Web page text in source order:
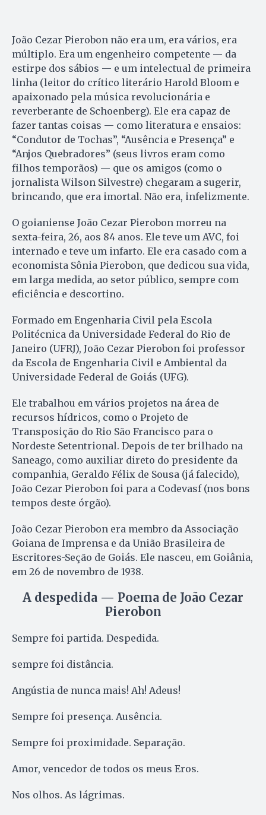
João Cezar Pierobon não era um, era vários, era
múltiplo. Era um engenheiro competente — da
estirpe dos sábios — e um intelectual de primeira
linha (leitor do crítico literário Harold Bloom e
apaixonado pela música revolucionária e
reverberante de Schoenberg). Ele era capaz de
fazer tantas coisas — como literatura e ensaios:
“Condutor de Tochas”, “Ausência e Presença” e
“Anjos Quebradores” (seus livros eram como
filhos temporãos) — que os amigos (como o
jornalista Wilson Silvestre) chegaram a sugerir,
brincando, que era imortal. Não era, infelizmente.
O goianiense João Cezar Pierobon morreu na
sexta-feira, 26, aos 84 anos. Ele teve um AVC, foi
internado e teve um infarto. Ele era casado com a
economista Sônia Pierobon, que dedicou sua vida,
em larga medida, ao setor público, sempre com
eficiência e descortino.
Formado em Engenharia Civil pela Escola
Politécnica da Universidade Federal do Rio de
Janeiro (UFRJ), João Cezar Pierobon foi professor
da Escola de Engenharia Civil e Ambiental da
Universidade Federal de Goiás (UFG).
Ele trabalhou em vários projetos na área de
recursos hídricos, como o Projeto de
Transposição do Rio São Francisco para o
Nordeste Setentrional. Depois de ter brilhado na
Saneago, como auxiliar direto do presidente da
companhia, Geraldo Félix de Sousa (já falecido),
João Cezar Pierobon foi para a Codevasf (nos bons
tempos deste órgão).
João Cezar Pierobon era membro da Associação
Goiana de Imprensa e da União Brasileira de
Escritores-Seção de Goiás. Ele nasceu, em Goiânia,
em 26 de novembro de 1938.
A despedida — Poema de João Cezar
Pierobon
Sempre foi partida. Despedida.
sempre foi distância.
Angústia de nunca mais! Ah! Adeus!
Sempre foi presença. Ausência.
Sempre foi proximidade. Separação.
Amor, vencedor de todos os meus Eros.
Nos olhos. As lágrimas.